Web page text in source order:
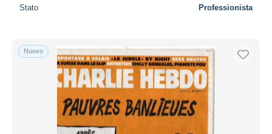
Stato Professionista
Nuovo